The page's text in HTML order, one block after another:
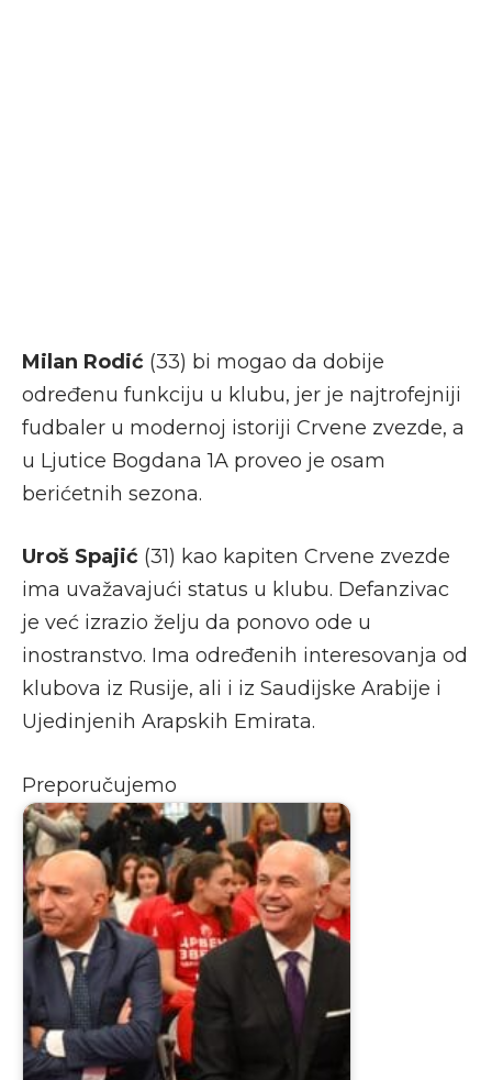
Milan Rodić (33) bi mogao da dobije
određenu funkciju u klubu, jer je najtrofejniji
fudbaler u modernoj istoriji Crvene zvezde, a
u Ljutice Bogdana 1A proveo je osam
berićetnih sezona.
Uroš Spajić (31) kao kapiten Crvene zvezde
ima uvažavajući status u klubu. Defanzivac
je već izrazio želju da ponovo ode u
inostranstvo. Ima određenih interesovanja od
klubova iz Rusije, ali i iz Saudijske Arabije i
Ujedinjenih Arapskih Emirata.
Preporučujemo